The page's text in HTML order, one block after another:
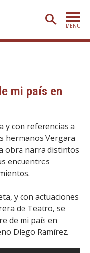
MENÚ
Funcionarias/os
mi país en
y con referencias a
hermanos Vergara
obra narra distintos
encuentros
y con actuaciones
de Teatro, se
de mi país en
Diego Ramírez.